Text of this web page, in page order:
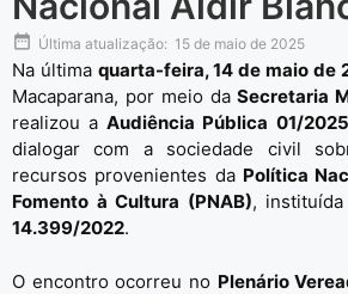
Última atualização: 15 de maio de 2025
Na última quarta-feira, 14 de maio de
Macaparana, por meio daSecretaria
realizou aAudiência Pública 01/2025
dialogar com a sociedade civil
recursos provenientes da Política
Fomento à Cultura (PNAB),
14.399/2022.
O encontro ocorreu no Plenário